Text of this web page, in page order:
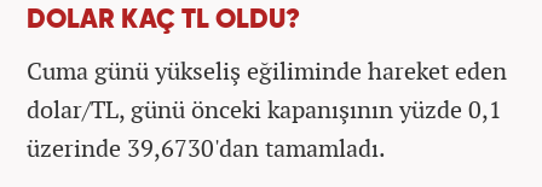
DOLAR KAÇ TL OLDU?
Cuma günü yükseliş eğiliminde hareket eden
dolar/TL, günü önceki kapanışının yüzde 0,1
üzerinde 39,6730'dan tamamladı.